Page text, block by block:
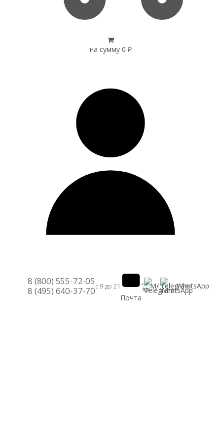
на сумму 0 ₽
8 (800) 555-72-05
8 (495) 640-37-70с 9 до 21
Почта
MAXTelegramWhatsApp